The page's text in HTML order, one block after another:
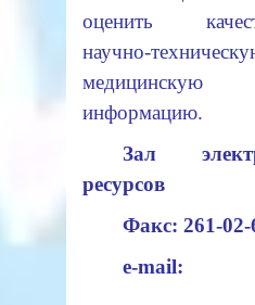
оценить
научно-
медицинскую
информацию.
Зал
ресурсов
Факс: 261-02-
e-mail: